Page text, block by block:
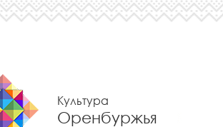
Культура
Оренбуржья